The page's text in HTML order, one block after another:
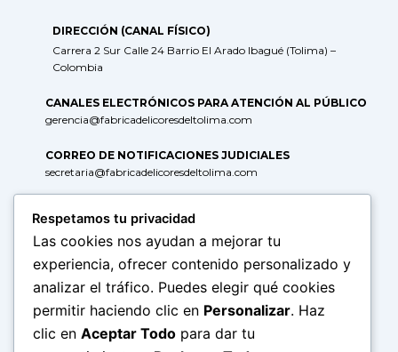
DIRECCIÓN (CANAL FÍSICO)
Carrera 2 Sur Calle 24 Barrio El Arado Ibagué (Tolima) –
Colombia
CANALES ELECTRÓNICOS PARA ATENCIÓN AL PÚBLICO
gerencia@fabricadelicoresdeltolima.com
CORREO DE NOTIFICACIONES JUDICIALES
secretaria@fabricadelicoresdeltolima.com
TELÉFONOS PROVISIONALES
(+57) 318-695-1163 Administrativa
(+57) 317-700-1304 Mercadeo y Ventas (solo WhatsApp)
HORARIOS DE ATENCIÓN
Respetamos tu privacidad
Las cookies nos ayudan a mejorar tu
experiencia, ofrecer contenido personalizado y
analizar el tráfico. Puedes elegir qué cookies
permitir haciendo clic en Personalizar. Haz
clic en Aceptar Todo para dar tu